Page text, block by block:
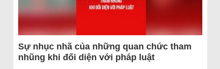
Sự nhục nhã của những quan chức tham
nhũng khi đối diện với pháp luật